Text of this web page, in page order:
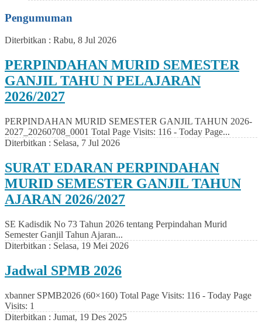
Pengumuman
Diterbitkan : Rabu, 8 Jul 2026
PERPINDAHAN MURID SEMESTER
GANJIL TAHU N PELAJARAN
2026/2027
PERPINDAHAN MURID SEMESTER GANJIL TAHUN 2026-
2027_20260708_0001 Total Page Visits: 116 - Today Page...
Diterbitkan : Selasa, 7 Jul 2026
SURAT EDARAN PERPINDAHAN
MURID SEMESTER GANJIL TAHUN
AJARAN 2026/2027
SE Kadisdik No 73 Tahun 2026 tentang Perpindahan Murid
Semester Ganjil Tahun Ajaran...
Diterbitkan : Selasa, 19 Mei 2026
Jadwal SPMB 2026
xbanner SPMB2026 (60×160) Total Page Visits: 116 - Today Page
Visits: 1
Diterbitkan : Jumat, 19 Des 2025